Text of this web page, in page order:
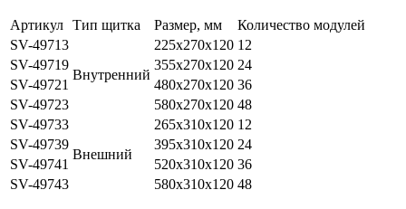
Артикул Тип щитка Размер, мм
Количество модулей
SV-49713
Внутренний
225x270x120 12
SV-49719
355x270x120 24
SV-49721
480x270x120 36
SV-49723
580x270x120 48
SV-49733
Внешний
265x310x120 12
SV-49739
395x310x120 24
SV-49741
520x310x120 36
SV-49743
580x310x120 48